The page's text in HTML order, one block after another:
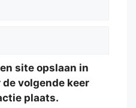
site opslaan in
volgende keer
plaats.